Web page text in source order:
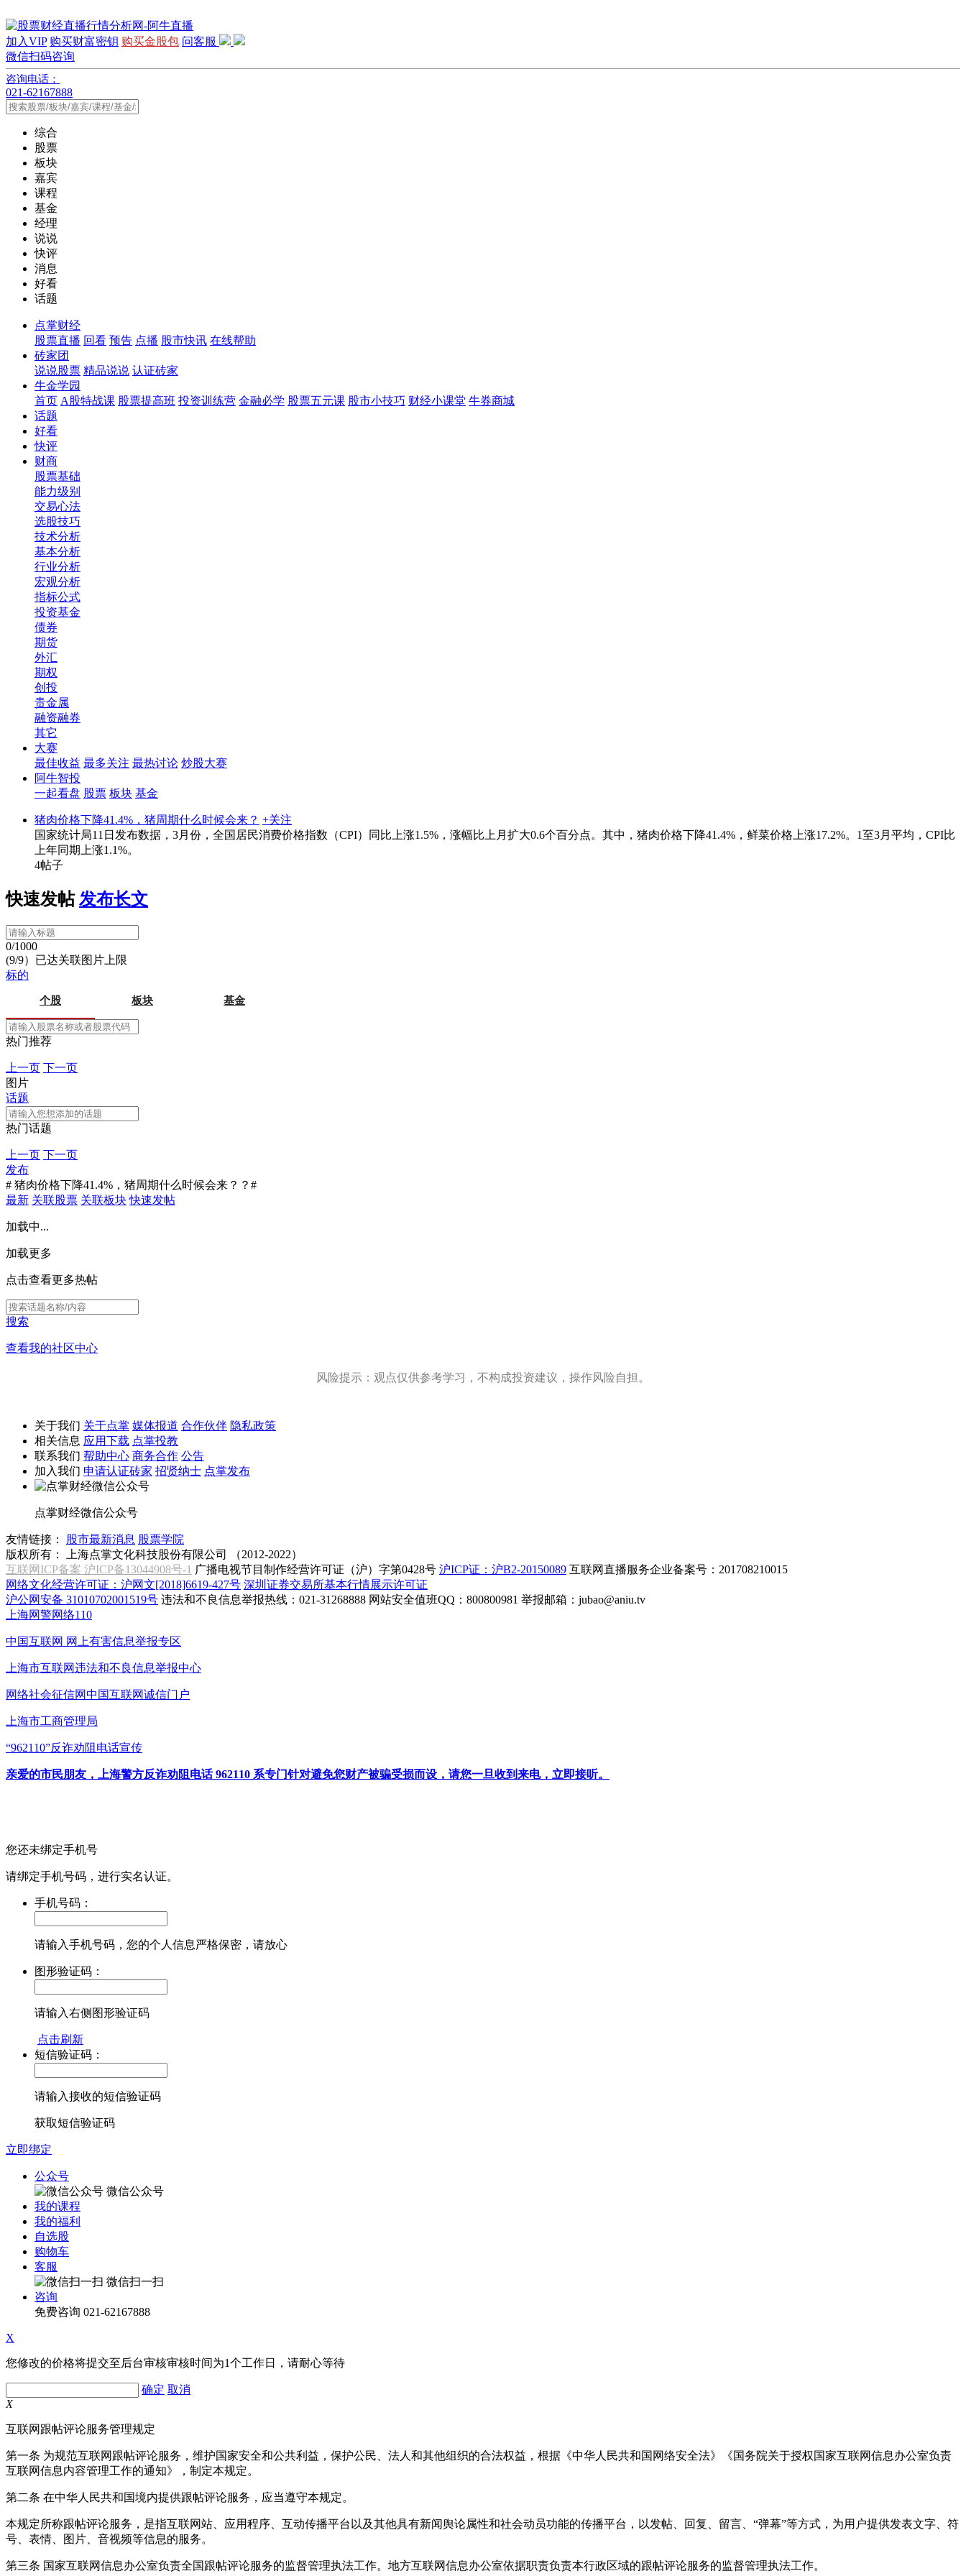
加入VIP 购买财富密钥 购买金股包 问客服
微信扫码咨询
咨询电话：
021-62167888
综合
股票
板块
嘉宾
课程
基金
经理
说说
快评
消息
好看
话题
点掌财经
股票直播 回看 预告 点播 股市快讯 在线帮助
砖家团
说说股票 精品说说 认证砖家
牛金学园
首页 A股特战课 股票提高班 投资训练营 金融必学 股票五元课 股市小技巧 财经小课堂 牛券商城
话题
好看
快评
财商
股票基础
能力级别
交易心法
选股技巧
技术分析
基本分析
行业分析
宏观分析
指标公式
投资基金
债券
期货
外汇
期权
创投
贵金属
融资融券
其它
大赛
最佳收益 最多关注 最热讨论 炒股大赛
阿牛智投
一起看盘 股票 板块 基金
猪肉价格下降41.4%，猪周期什么时候会来？ +关注
国家统计局11日发布数据，3月份，全国居民消费价格指数（CPI）同比上涨1.5%，涨幅比上月扩大0.6个百分点。其中，猪肉价格下降41.4%，鲜菜价格上涨17.2%。1至3月平均，CPI比
上年同期上涨1.1%。
4帖子
快速发帖 发布长文
0/1000
(9/9）已达关联图片上限
标的
个股 板块 基金
热门推荐
上一页 下一页
图片
话题
热门话题
上一页 下一页
发布
# 猪肉价格下降41.4%，猪周期什么时候会来？？#
最新 关联股票 关联板块 快速发帖
加载中...
加载更多
点击查看更多热帖
搜索
查看我的社区中心
风险提示：观点仅供参考学习，不构成投资建议，操作风险自担。
关于我们 关于点掌 媒体报道 合作伙伴 隐私政策
相关信息 应用下载 点掌投教
联系我们 帮助中心 商务合作 公告
加入我们 申请认证砖家 招贤纳士 点掌发布
点掌财经微信公众号
友情链接： 股市最新消息 股票学院
版权所有：
上海点掌文化科技股份有限公司 （2012-2022）
互联网ICP备案 沪ICP备13044908号-1 广播电视节目制作经营许可证（沪）字第0428号 沪ICP证：沪B2-20150089 互联网直播服务企业备案号：201708210015
网络文化经营许可证：沪网文[2018]6619-427号 深圳证券交易所基本行情展示许可证
沪公网安备 31010702001519号 违法和不良信息举报热线：021-31268888 网站安全值班QQ：800800981 举报邮箱： jubao@aniu.tv
上海网警网络110
中国互联网 网上有害信息举报专区
上海市互联网违法和不良信息举报中心
网络社会征信网中国互联网诚信门户
上海市工商管理局
“962110”反诈劝阻电话宣传
亲爱的市民朋友，上海警方反诈劝阻电话 962110 系专门针对避免您财产被骗受损而设，请您一旦收到来电，立即接听。
您还未绑定手机号
请绑定手机号码，进行实名认证。
手机号码：
请输入手机号码，您的个人信息严格保密，请放心
图形验证码：
请输入右侧图形验证码
点击刷新
短信验证码：
请输入接收的短信验证码
获取短信验证码
立即绑定
公众号
微信公众号
我的课程
我的福利
自选股
购物车
客服
微信扫一扫
咨询
免费咨询 021-62167888
X
您修改的价格将提交至后台审核审核时间为1个工作日，请耐心等待
确定 取消
X
互联网跟帖评论服务管理规定
第一条 为规范互联网跟帖评论服务，维护国家安全和公共利益，保护公民、法人和其他组织的合法权益，根据《中华人民共和国网络安全法》《国务院关于授权国家互联网信息办公室负责
互联网信息内容管理工作的通知》，制定本规定。
第二条 在中华人民共和国境内提供跟帖评论服务，应当遵守本规定。
本规定所称跟帖评论服务，是指互联网站、应用程序、互动传播平台以及其他具有新闻舆论属性和社会动员功能的传播平台，以发帖、回复、留言、“弹幕”等方式，为用户提供发表文字、符
号、表情、图片、音视频等信息的服务。
第三条 国家互联网信息办公室负责全国跟帖评论服务的监督管理执法工作。地方互联网信息办公室依据职责负责本行政区域的跟帖评论服务的监督管理执法工作。